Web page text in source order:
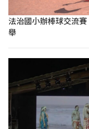
法治國小辦棒球交流
舉